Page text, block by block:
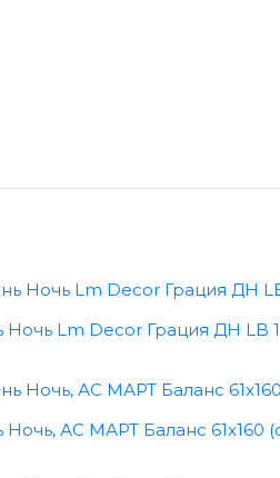
Lm Decor Грация ДН LB
АС МАРТ Баланс 61x160